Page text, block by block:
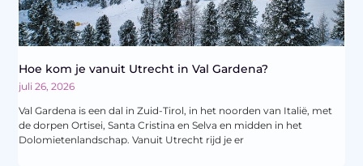
Hoe kom je vanuit Utrecht in Val Gardena?
juli 26, 2026
Val Gardena is een dal in Zuid-Tirol, in het noorden van Italië, met
de dorpen Ortisei, Santa Cristina en Selva en midden in het
Dolomietenlandschap. Vanuit Utrecht rijd je er